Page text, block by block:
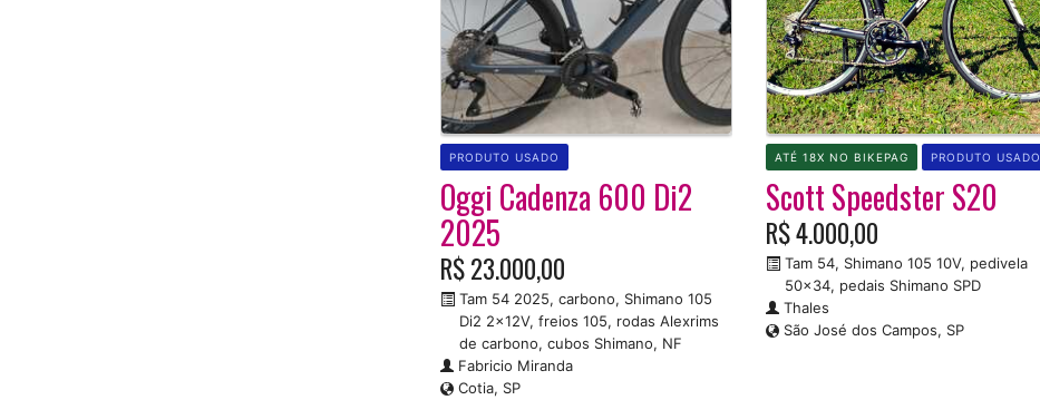
Oggi Cadenza 600 Di2
2025
R$ 23.000,00
Tam 54 2025, carbono, Shimano 105
Di2 2x12V, freios 105, rodas Alexrims
de carbono, cubos Shimano, NF
Fabricio Miranda
Cotia, SP
PRODUTO USADO
Scott Speedster S20
R$ 4.000,00
Tam 54, Shimano 105 10V, pedivela
50x34, pedais Shimano SPD
Thales
São José dos Campos, SP
ATÉ 18X NO BIKEPAG PRODUTO USADO